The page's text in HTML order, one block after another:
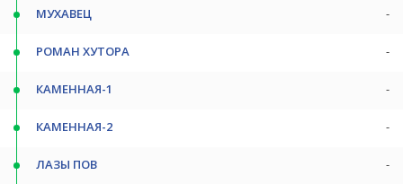
МУХАВЕЦ -
РОМАН ХУТОРА -
КАМЕННАЯ-1 -
КАМЕННАЯ-2 -
ЛАЗЫ ПОВ -